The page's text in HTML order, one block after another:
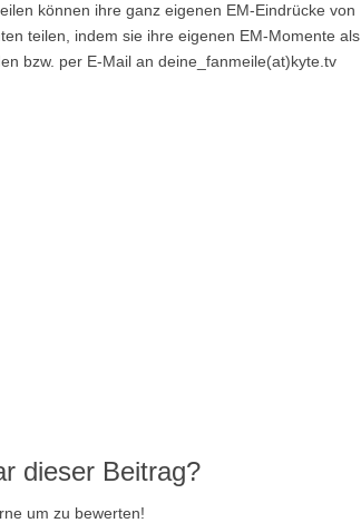
können ihre ganz eigenen EM-Eindrücke von
teilen, indem sie ihre eigenen EM-Momente als
bzw. per E-Mail an deine_fanmeile(at)kyte.tv
dieser Beitrag?
um zu bewerten!